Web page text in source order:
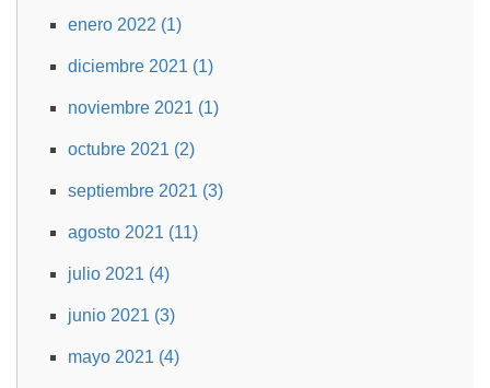
enero 2022 (1)
diciembre 2021 (1)
noviembre 2021 (1)
octubre 2021 (2)
septiembre 2021 (3)
agosto 2021 (11)
julio 2021 (4)
junio 2021 (3)
mayo 2021 (4)